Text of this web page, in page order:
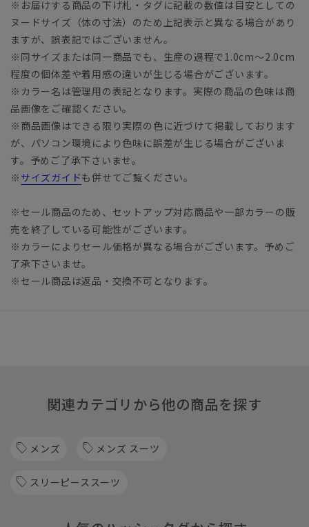
※お届けする商品の下げ札・タグに記載の数値は目安としての
ヌードサイズ（体の寸法）のため上記表示と異なる場合があり
ますが、誤表記ではございません。
※同サイズまたは同一商品でも、生産の過程で1.0cm～2.0cm
程度の個体差や着用感の違いが生じる場合がございます。
※カラー名は管理用の表記となります。実際の商品の色味は商
品画像をご確認ください。
※商品画像はできる限り実際の色に近づけて掲載しております
が、パソコン環境により色味に誤差が生じる場合がございま
す。予めご了承下さいませ。
※ サイズガイドも併せてご覧ください。
※セール商品のため、セットアップ対応商品や一部カラーの販
売を終了している可能性がございます。
※カラーによりセール価格が異なる場合がございます。予めご
了承下さいませ。
※セール商品は返品・交換不可となります。
関連カテゴリから他の商品を探す
メンズ メンズ スーツ
スリーピーススーツ